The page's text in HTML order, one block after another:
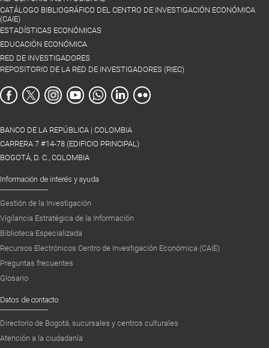
CATÁLOGO BIBLIOGRÁFICO DEL CENTRO DE INVESTIGACIÓN ECONÓMICA
(CAIE)
ESTADÍSTICAS ECONÓMICAS
EDUCACIÓN ECONÓMICA
RED DE INVESTIGADORES
REPOSITORIO DE LA RED DE INVESTIGADORES (RIEC)
BANCO DE LA REPÚBLICA | COLOMBIA
CARRERA 7 #14-78 (EDIFICIO PRINCIPAL)
BOGOTÁ, D. C., COLOMBIA
Información de interés y ayuda
Gestión de la Investigación
Vigilancia Estratégica de la Información
Biblioteca Especializada
Recursos Electrónicos Centro de Investigación Económica (CAIE)
Preguntas frecuentes
Glosario
Datos de contacto
Directorio de Bogotá, sucursales y centros culturales
Atención a la ciudadanía